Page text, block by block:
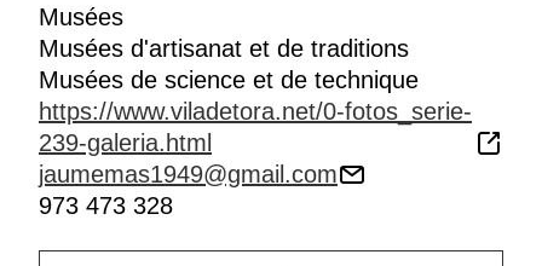
Musées
Musées d'artisanat et de traditions
Musées de science et de technique
https://www.viladetora.net/0-fotos_serie-
239-galeria.html
jaumemas1949@gmail.com
973 473 328